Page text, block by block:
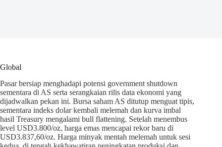
Global
Pasar bersiap menghadapi potensi government shutdown
sementara di AS serta serangkaian rilis data ekonomi yang
dijadwalkan pekan ini. Bursa saham AS ditutup menguat tipis,
sementara indeks dolar kembali melemah dan kurva imbal
hasil Treasury mengalami bull flattening. Setelah menembus
level USD3.800/oz, harga emas mencapai rekor baru di
USD3.837,60/oz. Harga minyak mentah melemah untuk sesi